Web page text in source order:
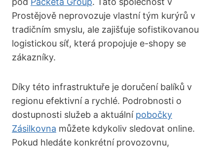
Prostějově neprovozuje vlastní tým kurýrů v
tradičním smyslu, ale zajišťuje sofistikovanou
logistickou síť, která propojuje e-shopy se
zákazníky.
Díky této infrastruktuře je doručení balíků v
regionu efektivní a rychlé. Podrobnosti o
dostupnosti služeb a aktuální pobočky
Zásilkovna můžete kdykoliv sledovat online.
Pokud hledáte konkrétní provozovnu,